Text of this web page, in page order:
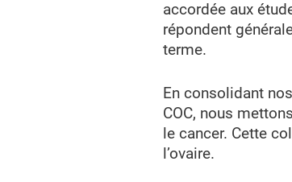
accordée aux
répondent
terme.
En consolidant
COC, nous
le cancer. Cette
l’ovaire.